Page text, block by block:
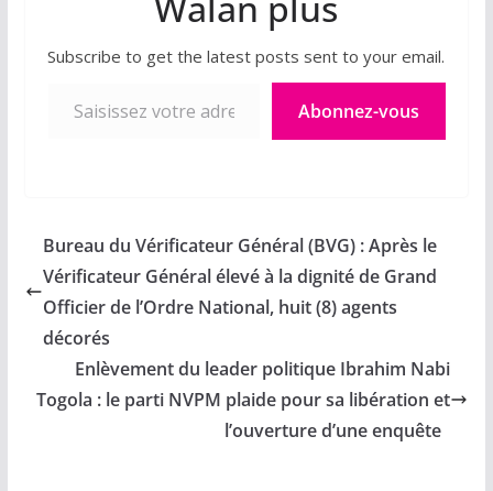
Subscribe to get the latest posts sent to your email.
Abonnez-vous
Bureau du Vérificateur Général (BVG) : Après le
Vérificateur Général élevé à la dignité de Grand
Officier de l’Ordre National, huit (8) agents
décorés
Enlèvement du leader politique Ibrahim Nabi
Togola : le parti NVPM plaide pour sa libération et
l’ouverture d’une enquête